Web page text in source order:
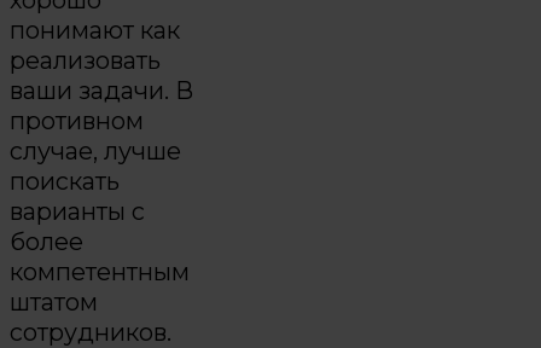
понимают как
реализовать
ваши задачи. В
противном
случае, лучше
поискать
варианты с
более
компетентным
штатом
сотрудников.